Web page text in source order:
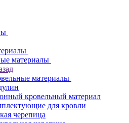
материалы
материалы
кровельный материал
для кровли
черепица